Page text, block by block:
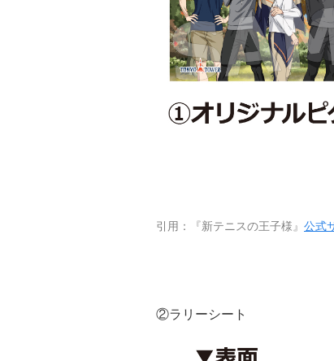
引用：『新テニスの王子様』 公式
②ラリーシート